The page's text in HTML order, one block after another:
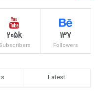
137
Followers
205k
Latest